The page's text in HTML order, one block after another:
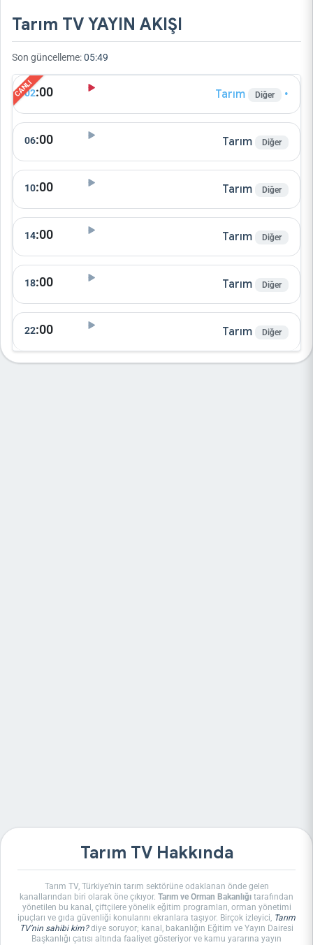
Tarım TV YAYIN AKIŞI
Son güncelleme:05:49
02:00 Tarım Diğer •
06:00 Tarım Diğer
10:00 Tarım Diğer
14:00 Tarım Diğer
18:00 Tarım Diğer
22:00 Tarım Diğer
Tarım TV Hakkında
Tarım TV, Türkiye’nin tarım sektörüne odaklanan önde gelen
kanallarından biri olarak öne çıkıyor. Tarım ve Orman Bakanlığı tarafından
yönetilen bu kanal, çiftçilere yönelik eğitim programları, orman yönetimi
ipuçları ve gıda güvenliği konularını ekranlara taşıyor. Birçok izleyici, Tarım
TV’nin sahibi kim?diye soruyor; kanal, bakanlığın Eğitim ve Yayın Dairesi
Başkanlığı çatısı altında faaliyet gösteriyor ve kamu yararına yayın